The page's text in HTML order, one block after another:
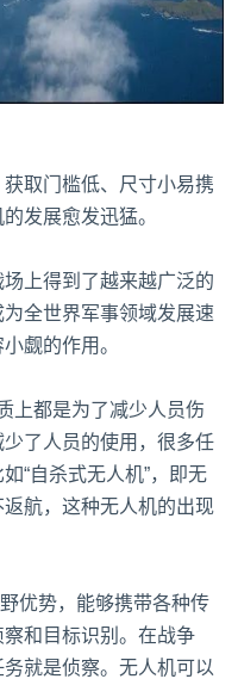
取门槛低、尺寸小易携
发展愈发迅猛。
上得到了越来越广泛的
全世界军事领域发展速
觑的作用。
都是为了减少人员伤
了人员的使用，很多任
“自杀式无人机”，即无
航，这种无人机的出现
优势，能够携带各种传
和目标识别。在战争
就是侦察。无人机可以